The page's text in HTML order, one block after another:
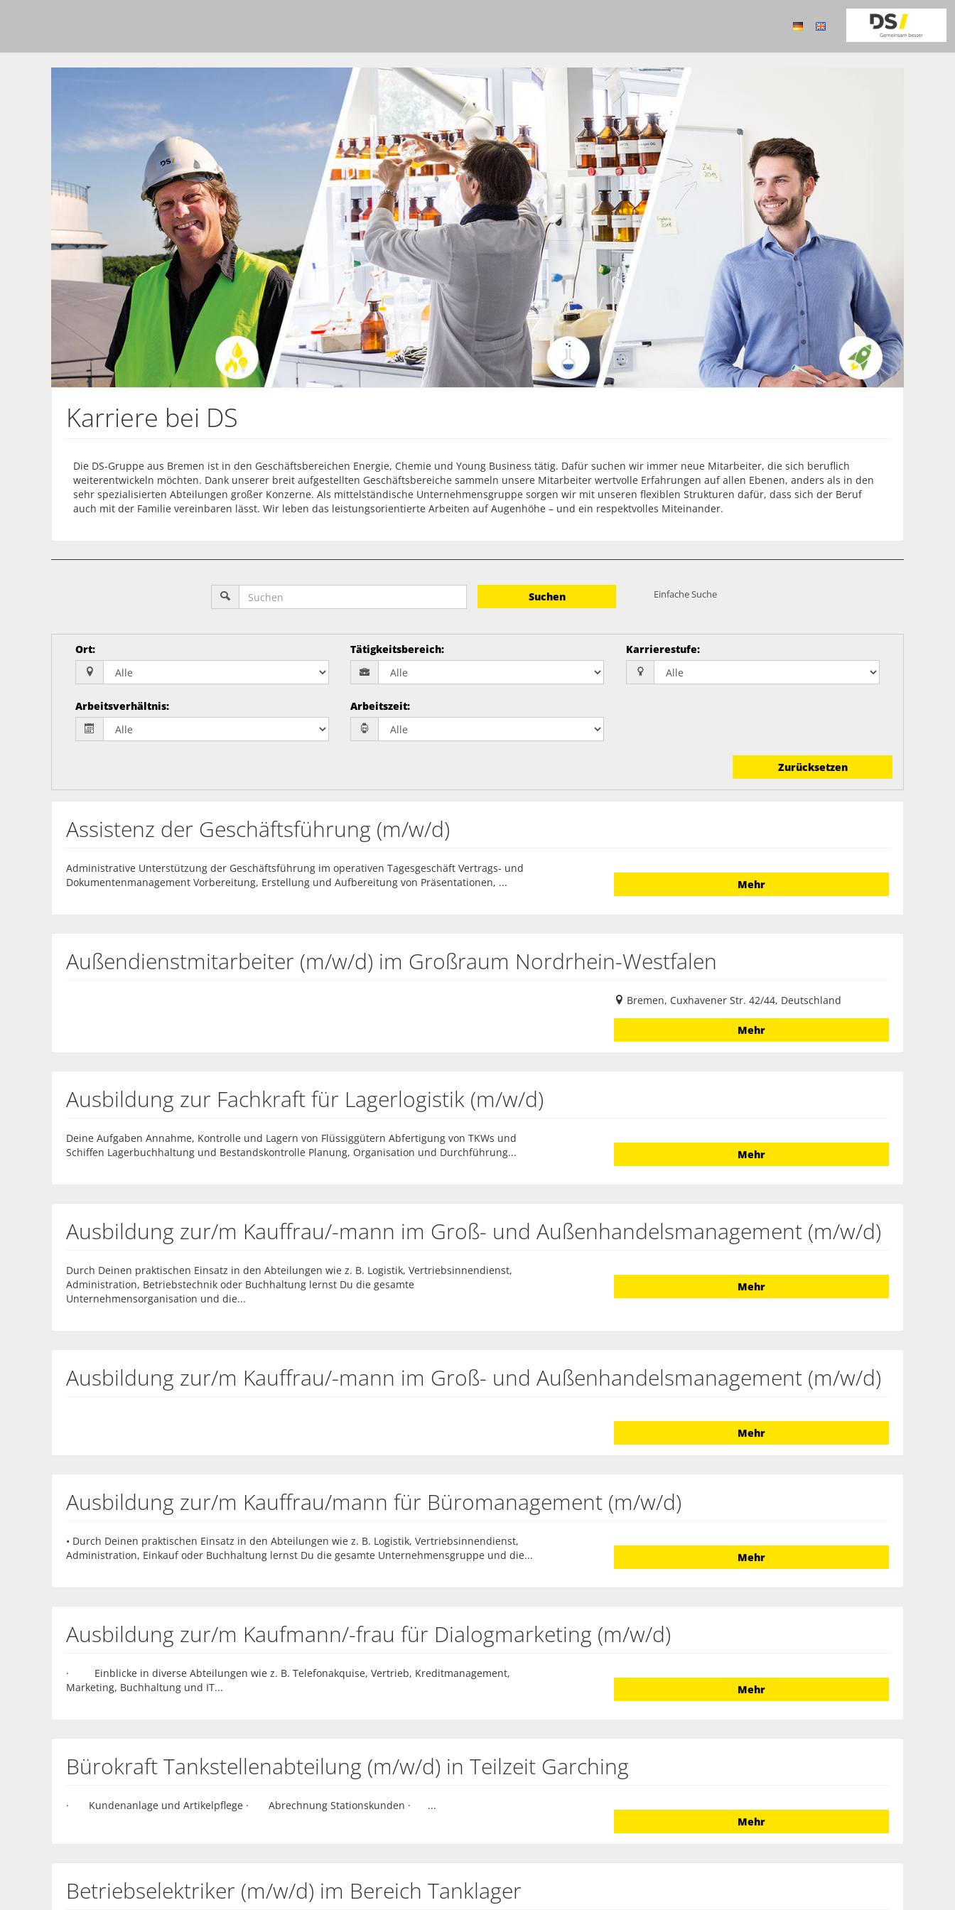
Karriere bei DS
Die DS-Gruppe aus Bremen ist in den Geschäftsbereichen Energie, Chemie und Young Business tätig. Dafür suchen wir immer neue Mitarbeiter, die sich beruflich
weiterentwickeln möchten. Dank unserer breit aufgestellten Geschäftsbereiche sammeln unsere Mitarbeiter wertvolle Erfahrungen auf allen Ebenen, anders als in den
sehr spezialisierten Abteilungen großer Konzerne. Als mittelständische Unternehmensgruppe sorgen wir mit unseren flexiblen Strukturen dafür, dass sich der Beruf
auch mit der Familie vereinbaren lässt. Wir leben das leistungsorientierte Arbeiten auf Augenhöhe – und ein respektvolles Miteinander.
Suchen Einfache Suche
Ort: Tätigkeitsbereich: Karrierestufe:
Arbeitsverhältnis: Arbeitszeit:
Zurücksetzen
Assistenz der Geschäftsführung (m/w/d)
Administrative Unterstützung der Geschäftsführung im operativen Tagesgeschäft Vertrags- und
Dokumentenmanagement Vorbereitung, Erstellung und Aufbereitung von Präsentationen, ...
Mehr
Außendienstmitarbeiter (m/w/d) im Großraum Nordrhein-Westfalen
Bremen, Cuxhavener Str. 42/44, Deutschland
Mehr
Ausbildung zur Fachkraft für Lagerlogistik (m/w/d)
Deine Aufgaben Annahme, Kontrolle und Lagern von Flüssiggütern Abfertigung von TKWs und
Schiffen Lagerbuchhaltung und Bestandskontrolle Planung, Organisation und Durchführung...
Mehr
Ausbildung zur/m Kauffrau/-mann im Groß- und Außenhandelsmanagement (m/w/d)
Durch Deinen praktischen Einsatz in den Abteilungen wie z. B. Logistik, Vertriebsinnendienst,
Administration, Betriebstechnik oder Buchhaltung lernst Du die gesamte
Unternehmensorganisation und die...
Mehr
Ausbildung zur/m Kauffrau/-mann im Groß- und Außenhandelsmanagement (m/w/d)
Mehr
Ausbildung zur/m Kauffrau/mann für Büromanagement (m/w/d)
• Durch Deinen praktischen Einsatz in den Abteilungen wie z. B. Logistik, Vertriebsinnendienst,
Administration, Einkauf oder Buchhaltung lernst Du die gesamte Unternehmensgruppe und die...
Mehr
Ausbildung zur/m Kaufmann/-frau für Dialogmarketing (m/w/d)
· Einblicke in diverse Abteilungen wie z. B. Telefonakquise, Vertrieb, Kreditmanagement,
Marketing, Buchhaltung und IT...
Mehr
Bürokraft Tankstellenabteilung (m/w/d) in Teilzeit Garching
· Kundenanlage und Artikelpflege · Abrechnung Stationskunden · ...
Mehr
Betriebselektriker (m/w/d) im Bereich Tanklager